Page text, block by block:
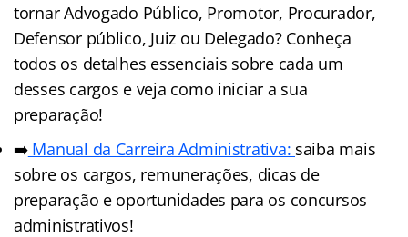
tornar Advogado Público, Promotor, Procurador,
Defensor público, Juiz ou Delegado? Conheça
todos os detalhes essenciais sobre cada um
desses cargos e veja como iniciar a sua
preparação!
➡️Manual da Carreira Administrativa: saiba mais
sobre os cargos, remunerações, dicas de
preparação e oportunidades para os concursos
administrativos!